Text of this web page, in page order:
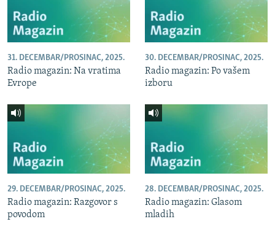
31. DECEMBAR/PROSINAC, 2025.
Radio magazin: Na vratima
Evrope
30. DECEMBAR/PROSINAC, 2025.
Radio magazin: Po vašem
izboru
29. DECEMBAR/PROSINAC, 2025.
Radio magazin: Razgovor s
povodom
28. DECEMBAR/PROSINAC, 2025.
Radio magazin: Glasom
mladih